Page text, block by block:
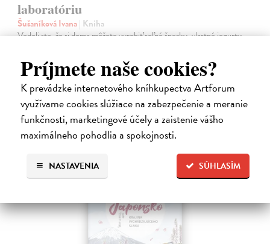
Príjmete naše cookies?
K prevádzke internetového kníhkupectva Artforum
využívame cookies slúžiace na zabezpečenie a meranie
funkčnosti, marketingové účely a zaistenie vášho
maximálneho pohodlia a spokojnosti.
SÚHLASÍM
NASTAVENIA
laboratóriu
Šušaníková Ivana| Kniha
Vedeli ste, že si doma môžete vyrobiť soľné šperky, vlastné jogurty,
jednoduchých pokusov s bežnými predmetmi a materiálmi.
Na sklade
14,20 €
14,95 € ?
na sklade